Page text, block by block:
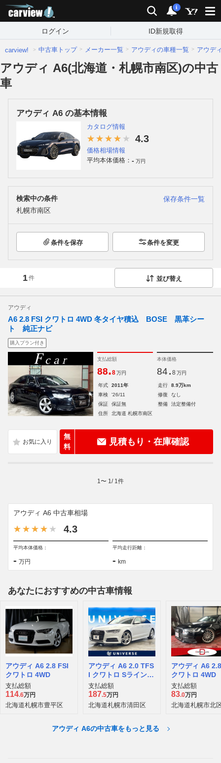
検索 通知
i
ログイン ID新規取得
carview! 中古車トップ メーカー一覧 アウディの車種一覧 アウデ
アウディ A6(北海道・札幌市南区)の中古
車
アウディ A6 の基本情報
カタログ情報
4.3
価格相場情報
平均本体価格： - 万円
検索中の条件
保存条件一覧
札幌市南区
条件を保存 条件を変更
1件 並び替え
アウディ
A6 2.8 FSI クワトロ 4WD 冬タイヤ積込 BOSE 黒革シー
ト 純正ナビ
購入プラン付き
支払総額
88.8 万円
本体価格
84. 8 万円
年式 2011年 走行
8.9万km
車検
'26/11 修復
なし
保証
保証無 整備
法定整備付
住所
北海道 札幌市南区
無
料
見積もり・在庫確認
1 〜 1 / 1 件
アウディ A6 中古車相場
4.3
平均本体価格：
- 万円
平均走行距離：
- km
あなたにおすすめの中古車情報
アウディ A6 2.8 FSI
クワトロ 4WD
支払総額
114.6万円
北海道札幌市豊平区
アウディ A6 2.0 TFS
I クワトロ Sラインパ
ッケージ 4WD
支払総額
187.5万円
北海道札幌市清田区
アウディ A6
クワトロ 4WD
支払総額
83.0万円
北海道札幌市北
アウディ A6の中古車をもっと見る